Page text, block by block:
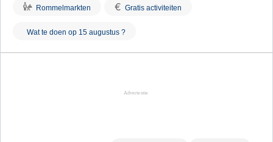
Rommelmarkten € Gratis activiteiten
Wat te doen op 15 augustus ?